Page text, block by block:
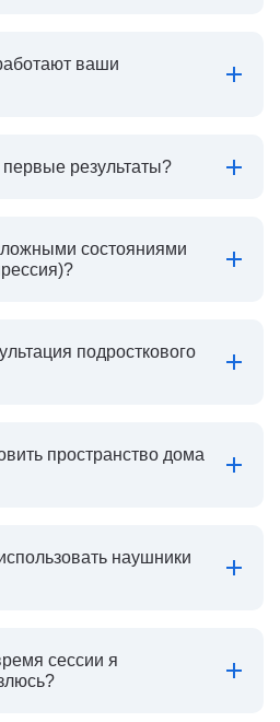
ваши
результаты?
состояниями
подросткового
пространство дома
наушники
сессии я